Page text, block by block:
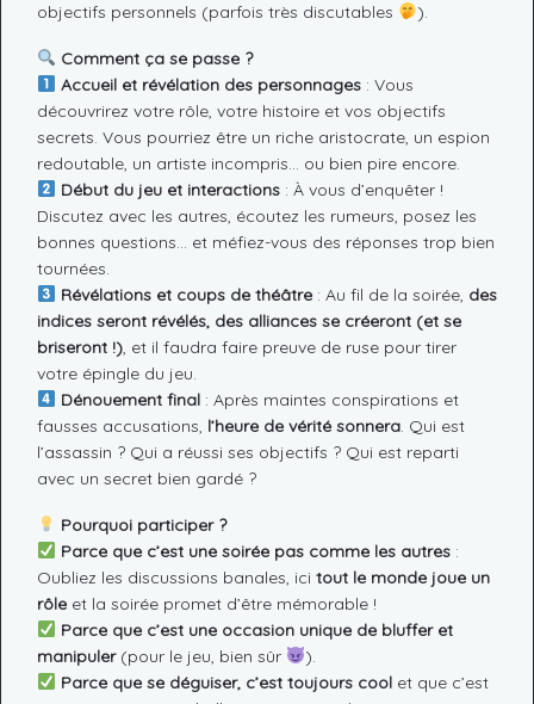
objectifs personnels (parfois très discutables
).
Comment ça se passe ?
Accueil et révélation des personnages: Vous
découvrirez votre rôle, votre histoire et vos objectifs
secrets. Vous pourriez être un riche aristocrate, un espion
redoutable, un artiste incompris… ou bien pire encore.
Début du jeu et interactions: À vous d’enquêter !
Discutez avec les autres, écoutez les rumeurs, posez les
bonnes questions… et méfiez-vous des réponses trop bien
tournées.
Révélations et coups de théâtre: Au fil de la soirée, des
indices seront révélés, des alliances se créeront (et se
briseront !), et il faudra faire preuve de ruse pour tirer
votre épingle du jeu.
Dénouement final: Après maintes conspirations et
fausses accusations, l’heure de vérité sonnera. Qui est
l’assassin ? Qui a réussi ses objectifs ? Qui est reparti
avec un secret bien gardé ?
Pourquoi participer ?
Parce que c’est une soirée pas comme les autres:
Oubliez les discussions banales, ici tout le monde joue un
rôle et la soirée promet d’être mémorable !
Parce que c’est une occasion unique de bluffer et
manipuler(pour le jeu, bien sûr
).
Parce que se déguiser, c’est toujours coolet que c’est